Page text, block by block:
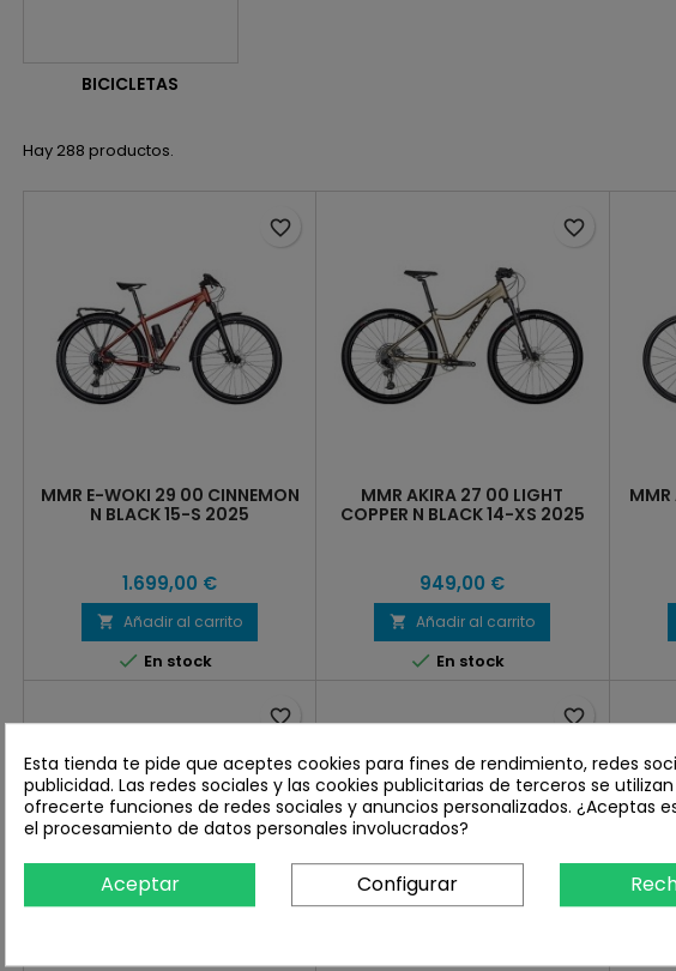
BICICLETAS
Hay 288 productos.
MMR E-WOKI 29 00 CINNEMON
N BLACK 15-S 2025
1.699,00 €
 Añadir al carrito
 En stock
favorite_border
MMR AKIRA 27 00 LIGHT
COPPER N BLACK 14-XS 2025
949,00 €
 Añadir al carrito
 En stock
favorite_border
MMR
favorite_border favorite_border
Esta tienda te pide que aceptes cookies para fines de rendimiento, redes
publicidad. Las redes sociales y las cookies publicitarias de terceros se
ofrecerte funciones de redes sociales y anuncios personalizados. ¿Aceptas
el procesamiento de datos personales involucrados?
Aceptar Configurar